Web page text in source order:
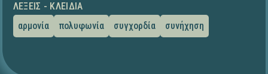
ΛΈΞΕΙΣ - ΚΛΕΙΔΙΆ
αρμονία
πολυφωνία συγχορδία συνήχηση